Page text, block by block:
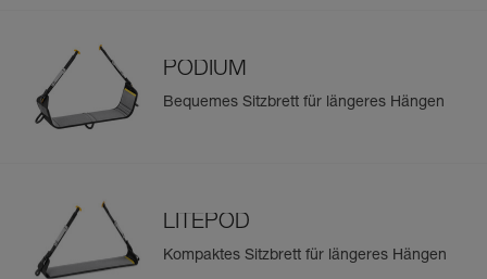
PODIUM
Bequemes Sitzbrett für längeres Hängen
LITEPOD
Kompaktes Sitzbrett für längeres Hängen